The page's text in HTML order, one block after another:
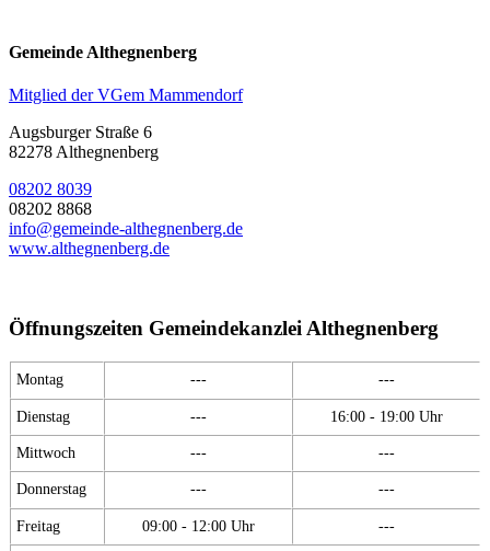
Gemeinde Althegnenberg
Mitglied der VGem Mammendorf
Augsburger Straße 6
82278 Althegnenberg
08202 8039
08202 8868
info@gemeinde-althegnenberg.de
www.althegnenberg.de
Öffnungszeiten Gemeindekanzlei Althegnenberg
Montag --- ---
Dienstag --- 16:00 - 19:00 Uhr
Mittwoch --- ---
Donnerstag --- ---
Freitag 09:00 - 12:00 Uhr ---